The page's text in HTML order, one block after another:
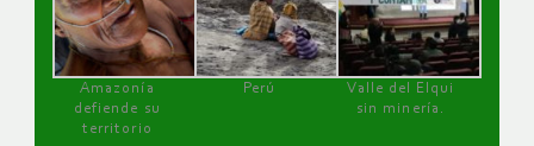
Amazonía
defiende su
territorio
Perú
Valle del Elqui
sin minería.